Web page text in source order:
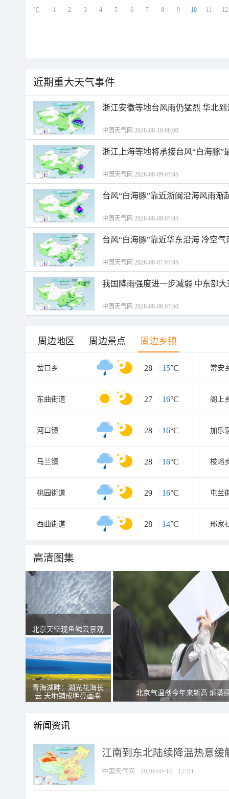
1 2 3 4 5 6 7 8 9 10 11 12
℃
近期重大天气事件
浙江安徽等地台风雨仍猛烈 华北
中国天气网 2026-08-10 08:00
浙江上海等地将承接台风“白海豚”
中国天气网 2026-08-09 07:45
台风“白海豚”靠近浙闽沿海风雨渐
中国天气网 2026-08-08 07:45
台风“白海豚”靠近华东沿海 冷空
中国天气网 2026-08-07 07:45
我国降雨强度进一步减弱 中东部
中国天气网 2026-08-06 07:50
周边地区 周边景点 周边乡镇
岔口乡 28 / 15°C 常安
东曲街道 27 / 16°C 阁上
河口镇 28 / 16°C 加乐
马兰镇 28 / 16°C 梭峪
桃园街道 29 / 16°C 屯兰
西曲街道 28 / 14°C 邢家
高清图集
北京天空现鱼鳞云景观
青海湖畔：湖光花海长
云 天地铺成明亮画卷
北京气温创今年来新高 焖蒸
新闻资讯
江南到东北陆续降温热意缓
中国天气网 2026-08-10 12:01